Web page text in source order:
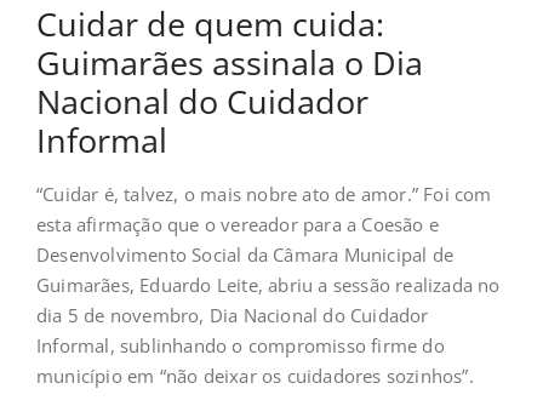
Cuidar de quem cuida:
Guimarães assinala o Dia
Nacional do Cuidador
Informal
“Cuidar é, talvez, o mais nobre ato de amor.” Foi com
esta afirmação que o vereador para a Coesão e
Desenvolvimento Social da Câmara Municipal de
Guimarães, Eduardo Leite, abriu a sessão realizada no
dia 5 de novembro, Dia Nacional do Cuidador
Informal, sublinhando o compromisso firme do
município em “não deixar os cuidadores sozinhos”.